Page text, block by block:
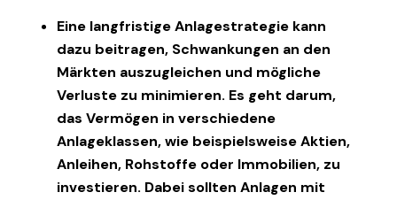
Eine langfristige Anlagestrategie kann
dazu beitragen, Schwankungen an den
Märkten auszugleichen und mögliche
Verluste zu minimieren. Es geht darum,
das Vermögen in verschiedene
Anlageklassen, wie beispielsweise Aktien,
Anleihen, Rohstoffe oder Immobilien, zu
investieren. Dabei sollten Anlagen mit